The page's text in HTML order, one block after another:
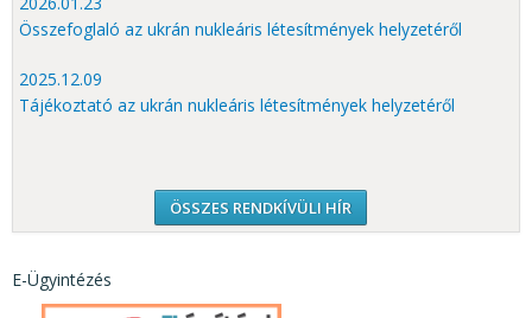
Összefoglaló az ukrán nukleáris létesítmények helyzetéről
2025.12.09
Tájékoztató az ukrán nukleáris létesítmények helyzetéről
ÖSSZES RENDKÍVÜLI HÍR
E-Ügyintézés